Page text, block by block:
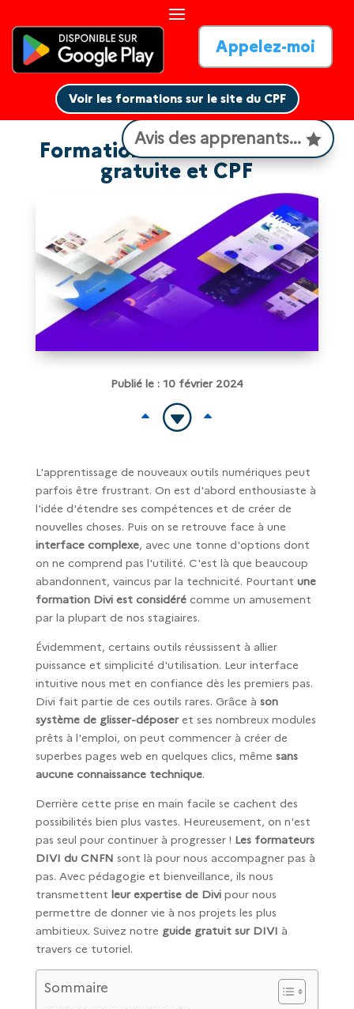
Avis des apprenants...
Appelez-moi
Voir les formations sur le site du CPF
Voir les formations sur le site du CPF
Formation WordPress Divi :
gratuite et CPF
Publié le : 10 février 2024
B G B
L'apprentissage de nouveaux outils numériques peut
parfois être frustrant. On est d'abord enthousiaste à
l'idée d'étendre ses compétences et de créer de
nouvelles choses. Puis on se retrouve face à une
interface complexe, avec une tonne d'options dont
on ne comprend pas l'utilité. C'est là que beaucoup
abandonnent, vaincus par la technicité. Pourtant une
formation Divi est considérécomme un amusement
par la plupart de nos stagiaires.
Évidemment, certains outils réussissent à allier
puissance et simplicité d'utilisation. Leur interface
intuitive nous met en confiance dès les premiers pas.
Divi fait partie de ces outils rares. Grâce à son
système de glisser-déposeret ses nombreux modules
prêts à l'emploi, on peut commencer à créer de
superbes pages web en quelques clics, même sans
aucune connaissance technique.
Derrière cette prise en main facile se cachent des
possibilités bien plus vastes. Heureusement, on n'est
pas seul pour continuer à progresser ! Les formateurs
DIVI du CNFN sont là pour nous accompagner pas à
pas. Avec pédagogie et bienveillance, ils nous
transmettent leur expertise de Divipour nous
permettre de donner vie à nos projets les plus
ambitieux. Suivez notre guide gratuit sur DIVI à
travers ce tutoriel.
Sommaire